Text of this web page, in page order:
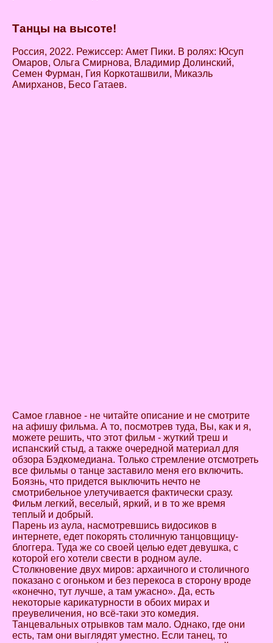
Танцы на высоте!
Россия, 2022. Режиссер: Амет Пики. В ролях: Юсуп
Омаров, Ольга Смирнова, Владимир Долинский,
Семен Фурман, Гия Коркоташвили, Микаэль
Амирханов, Бесо Гатаев.
Самое главное - не читайте описание и не смотрите
на афишу фильма. А то, посмотрев туда, Вы, как и я,
можете решить, что этот фильм - жуткий треш и
испанский стыд, а также очередной материал для
обзора Бэдкомедиана. Только стремление отсмотреть
все фильмы о танце заставило меня его включить.
Боязнь, что придется выключить нечто не
смотрибельное улетучивается фактически сразу.
Фильм легкий, веселый, яркий, и в то же время
теплый и добрый.
Парень из аула, насмотревшись видосиков в
интернете, едет покорять столичную танцовщицу-
блоггера. Туда же со своей целью едет девушка, с
которой его хотели свести в родном ауле.
Столкновение двух миров: архаичного и столичного
показано с огоньком и без перекоса в сторону вроде
«конечно, тут лучше, а там ужасно». Да, есть
некоторые карикатурности в обоих мирах и
преувеличения, но всё-таки это комедия.
Танцевальных отрывков там мало. Однако, где они
есть, там они выглядят уместно. Если танец, то